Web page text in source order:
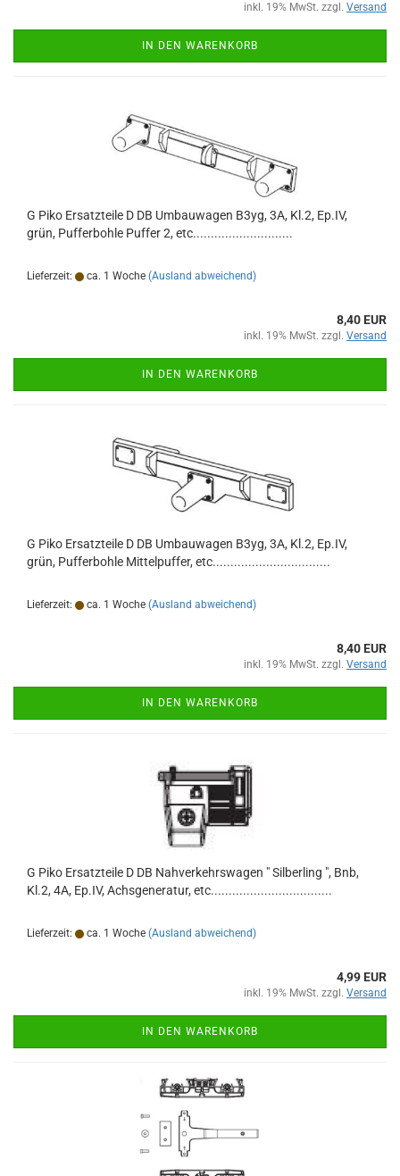
inkl. 19% MwSt. zzgl. Versand
IN DEN WARENKORB
G Piko Ersatzteile D DB Umbauwagen B3yg, 3A, Kl.2, Ep.IV,
grün, Pufferbohle Puffer 2, etc............................
Lieferzeit: ca. 1 Woche (Ausland abweichend)
8,40 EUR
inkl. 19% MwSt. zzgl. Versand
IN DEN WARENKORB
G Piko Ersatzteile D DB Umbauwagen B3yg, 3A, Kl.2, Ep.IV,
grün, Pufferbohle Mittelpuffer, etc.................................
Lieferzeit: ca. 1 Woche (Ausland abweichend)
8,40 EUR
inkl. 19% MwSt. zzgl. Versand
IN DEN WARENKORB
G Piko Ersatzteile D DB Nahverkehrswagen " Silberling ", Bnb,
Kl.2, 4A, Ep.IV, Achsgeneratur, etc..................................
Lieferzeit: ca. 1 Woche (Ausland abweichend)
4,99 EUR
inkl. 19% MwSt. zzgl. Versand
IN DEN WARENKORB